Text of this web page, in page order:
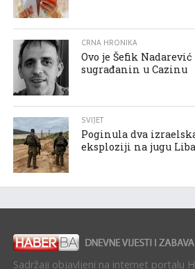
CRNA HRONIKA
Ovo je Šefik
sugrađanin u Cazinu
SVIJET
Poginula dva
eksploziji na jugu
Sadržaji objavljeni na internet portalu